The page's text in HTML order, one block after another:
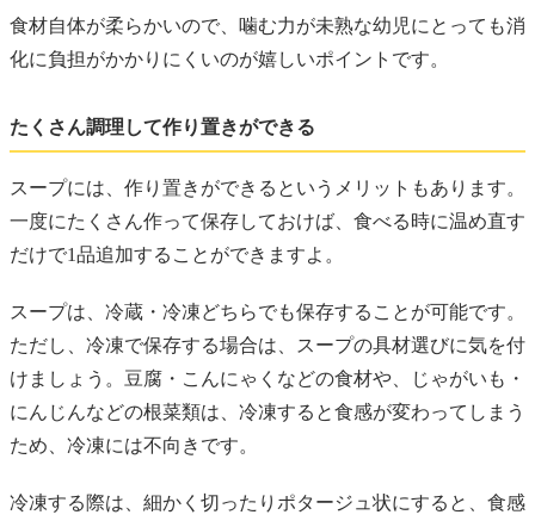
食材自体が柔らかいので、噛む力が未熟な幼児にとっても消
化に負担がかかりにくいのが嬉しいポイントです。
たくさん調理して作り置きができる
スープには、作り置きができるというメリットもあります。
一度にたくさん作って保存しておけば、食べる時に温め直す
だけで1品追加することができますよ。
スープは、冷蔵・冷凍どちらでも保存することが可能です。
ただし、冷凍で保存する場合は、スープの具材選びに気を付
けましょう。豆腐・こんにゃくなどの食材や、じゃがいも・
にんじんなどの根菜類は、冷凍すると食感が変わってしまう
ため、冷凍には不向きです。
冷凍する際は、細かく切ったりポタージュ状にすると、食感